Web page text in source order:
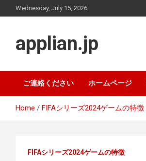
to
Wednesday, July 15, 2026
applian.jp
ご連絡ください ホームページ
Home FIFAシリーズ2024ゲームの特徴
FIFAシリーズ2024ゲームの特徴